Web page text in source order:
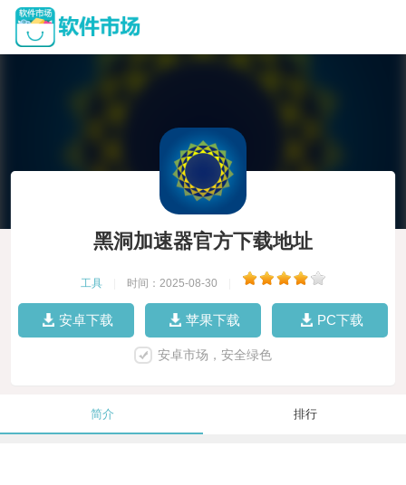
黑洞加速器官方下载地址
工具 时间：2025-08-30
安卓下载 苹果下载 PC下载
安卓市场，安全绿色
简介 排行